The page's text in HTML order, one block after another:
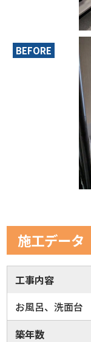
BEFORE
施工データ
工事内容
お風呂、洗面台
築年数